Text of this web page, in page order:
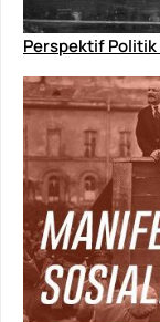
Perspektif Politik